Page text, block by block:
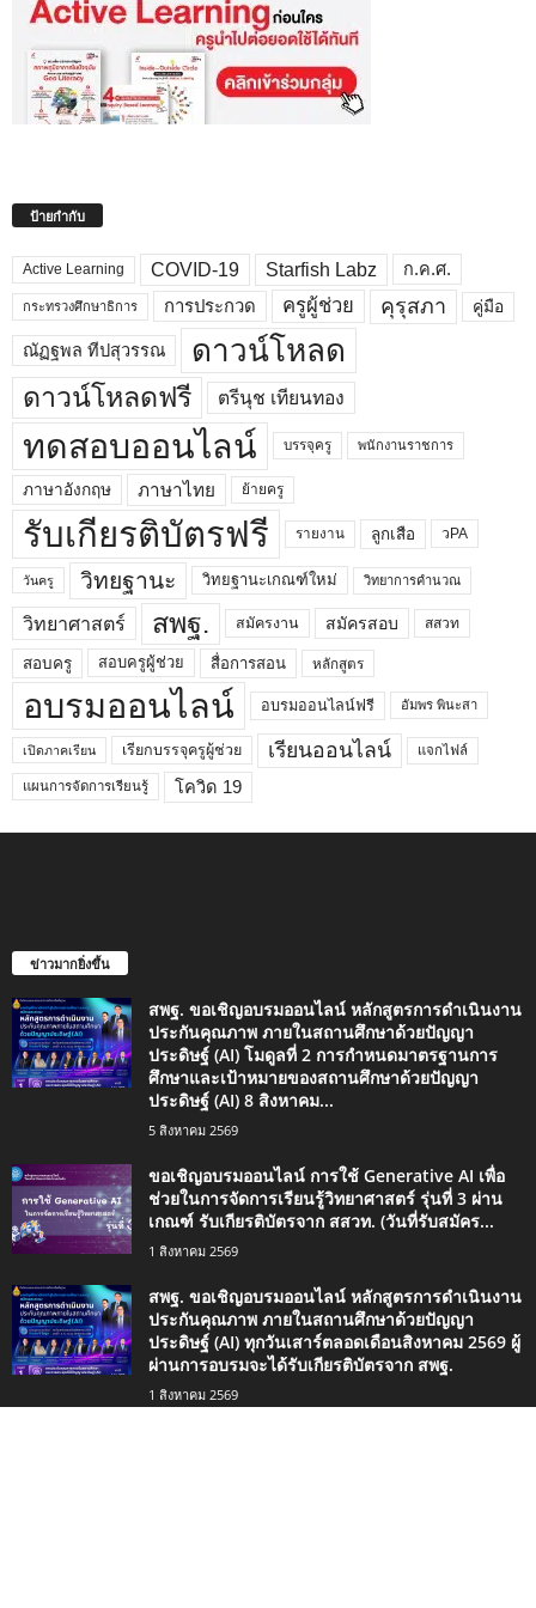
ป้ายกำกับ
Active Learning COVID-19 Starfish Labz ก.ค.ศ.
กระทรวงศึกษาธิการ การประกวด ครูผู้ช่วย คุรุสภา คู่มือ
ณัฏฐพล ทีปสุวรรณ ดาวน์โหลด
ดาวน์โหลดฟรี ตรีนุช เทียนทอง
ทดสอบออนไลน์ บรรจุครู พนักงานราชการ
ภาษาอังกฤษ ภาษาไทย ย้ายครู
รับเกียรติบัตรฟรี รายงาน ลูกเสือ วPA
วันครู วิทยฐานะ วิทยฐานะเกณฑ์ใหม่ วิทยาการคำนวณ
วิทยาศาสตร์ สพฐ. สมัครงาน สมัครสอบ สสวท
สอบครู สอบครูผู้ช่วย สื่อการสอน หลักสูตร
อบรมออนไลน์ อบรมออนไลน์ฟรี อัมพร พินะสา
เปิดภาคเรียน เรียกบรรจุครูผู้ช่วย เรียนออนไลน์ แจกไฟล์
แผนการจัดการเรียนรู้ โควิด 19
ข่าวมากยิ่งขึ้น
สพฐ. ขอเชิญอบรมออนไลน์ หลักสูตรการดำเนินงาน
ประกันคุณภาพ ภายในสถานศึกษาด้วยปัญญา
ประดิษฐ์ (AI) โมดูลที่ 2 การกำหนดมาตรฐานการ
ศึกษาและเป้าหมายของสถานศึกษาด้วยปัญญา
ประดิษฐ์ (AI) 8 สิงหาคม...
5 สิงหาคม 2569
ขอเชิญอบรมออนไลน์ การใช้ Generative AI เพื่อ
ช่วยในการจัดการเรียนรู้วิทยาศาสตร์ รุ่นที่ 3 ผ่าน
เกณฑ์ รับเกียรติบัตรจาก สสวท. (วันที่รับสมัคร...
1 สิงหาคม 2569
สพฐ. ขอเชิญอบรมออนไลน์ หลักสูตรการดำเนินงาน
ประกันคุณภาพ ภายในสถานศึกษาด้วยปัญญา
ประดิษฐ์ (AI) ทุกวันเสาร์ตลอดเดือนสิงหาคม 2569 ผู้
ผ่านการอบรมจะได้รับเกียรติบัตรจาก สพฐ.
1 สิงหาคม 2569